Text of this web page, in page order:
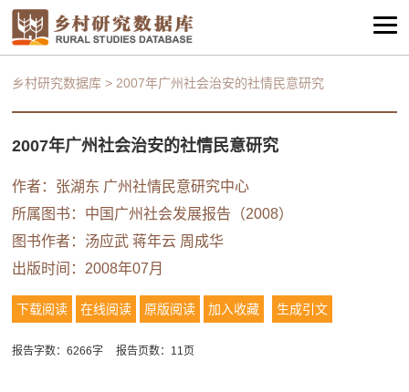
乡村研究数据库 >2007年广州社会治安的社情民意研究
2007年广州社会治安的社情民意研究
作者：张湖东 广州社情民意研究中心
所属图书： 中国广州社会发展报告（2008）
图书作者： 汤应武 蒋年云 周成华
出版时间：2008年07月
下载阅读 在线阅读 原版阅读 加入收藏 生成引文
报告字数：6266字 报告页数：11页